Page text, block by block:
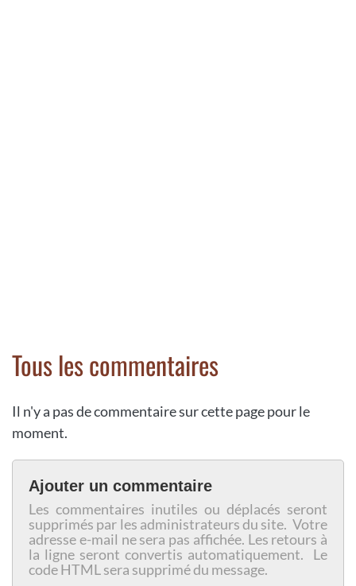
Tous les commentaires
Il n'y a pas de commentaire sur cette page pour le
moment.
Ajouter un commentaire
Les commentaires inutiles ou déplacés seront
supprimés par les administrateurs du site. Votre
adresse e-mail ne sera pas affichée. Les retours à
la ligne seront convertis automatiquement. Le
code HTML sera supprimé du message.